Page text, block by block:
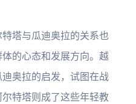
塔与瓜迪奥拉的关系也
的心态和发展方向。越
奥拉的启发，试图在战
特塔则成了这些年轻教